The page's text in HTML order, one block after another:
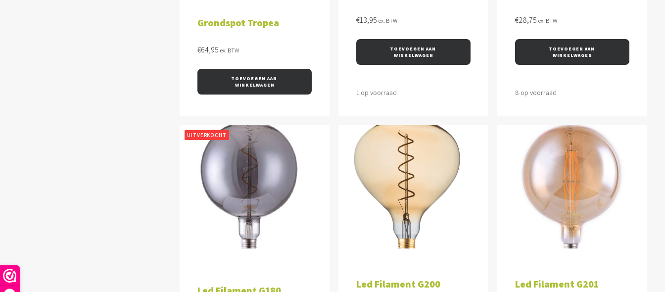
Grondspot Tropea
€64,95 ex. BTW
TOEVOEGEN AAN
WINKELWAGEN
€13,95 ex. BTW
TOEVOEGEN AAN
WINKELWAGEN
1 op voorraad
€28,75 ex. BTW
TOEVOEGEN AAN
WINKELWAGEN
8 op voorraad
UITVERKOCHT
Led Filament G200 Led Filament G201